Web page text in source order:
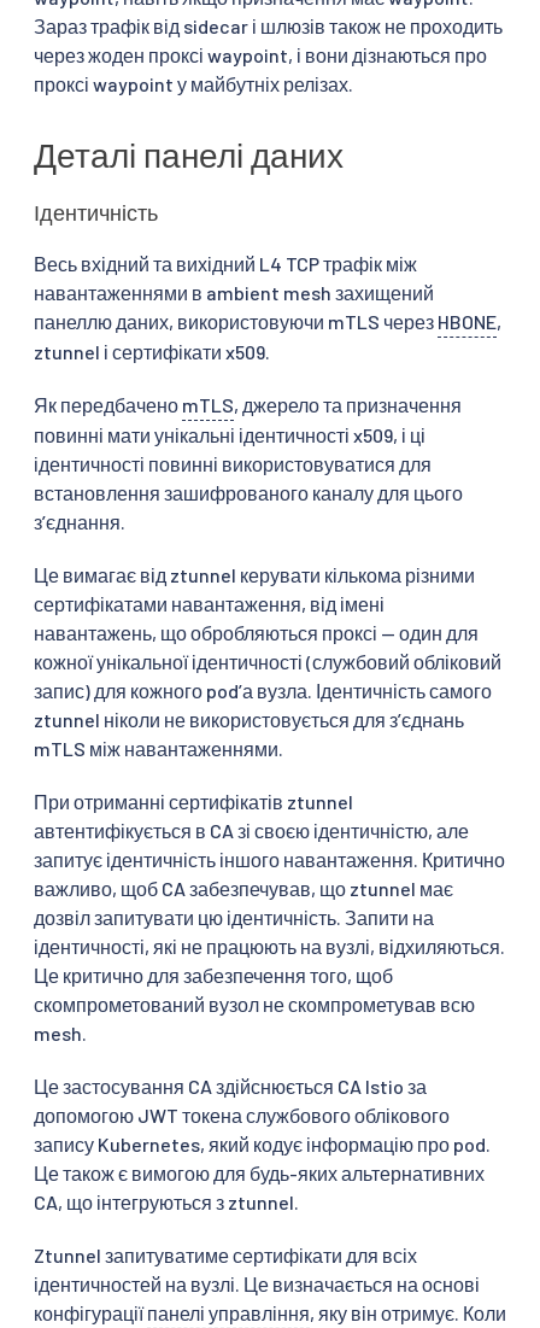
Зараз трафік від sidecar і шлюзів також не проходить
через жоден проксі waypoint, і вони дізнаються про
проксі waypoint у майбутніх релізах.
Деталі панелі даних
Ідентичність
Весь вхідний та вихідний L4 TCP трафік між
навантаженнями в ambient mesh захищений
панеллю даних, використовуючи mTLS через HBONE,
ztunnel і сертифікати x509.
Як передбачено mTLS, джерело та призначення
повинні мати унікальні ідентичності x509, і ці
ідентичності повинні використовуватися для
встановлення зашифрованого каналу для цього
зʼєднання.
Це вимагає від ztunnel керувати кількома різними
сертифікатами навантаження, від імені
навантажень, що обробляються проксі — один для
кожної унікальної ідентичності (службовий обліковий
запис) для кожного podʼа вузла. Ідентичність самого
ztunnel ніколи не використовується для з’єднань
mTLS між навантаженнями.
При отриманні сертифікатів ztunnel
автентифікується в CA зі своєю ідентичністю, але
запитує ідентичність іншого навантаження. Критично
важливо, щоб CA забезпечував, що ztunnel має
дозвіл запитувати цю ідентичність. Запити на
ідентичності, які не працюють на вузлі, відхиляються.
Це критично для забезпечення того, щоб
скомпрометований вузол не скомпрометував всю
mesh.
Це застосування CA здійснюється CA Istio за
допомогою JWT токена службового облікового
запису Kubernetes, який кодує інформацію про pod.
Це також є вимогою для будь-яких альтернативних
CA, що інтегруються з ztunnel.
Ztunnel запитуватиме сертифікати для всіх
ідентичностей на вузлі. Це визначається на основі
конфігураціїпанелі управління, яку він отримує. Коли